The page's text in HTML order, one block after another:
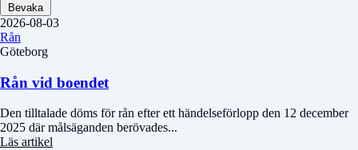
Bevaka
2026-08-03
Rån
Göteborg
Rån vid boendet
Den tilltalade döms för rån efter ett händelseförlopp den 12 december
2025 där målsäganden berövades...
Läs artikel